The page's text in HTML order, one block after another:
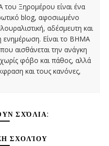
του Ξηρομέρου είναι ένα
blog, αφοσιωμένο
αδέσμευτη και
ενημέρωση. Είναι το ΒΗΜΑ
αισθάνεται την ανάγκη
φόβο και πάθος, αλλά
και τους κανόνες,
ΣΧΌΛΙΑ:
ΣΧΟΛΊΟΥ